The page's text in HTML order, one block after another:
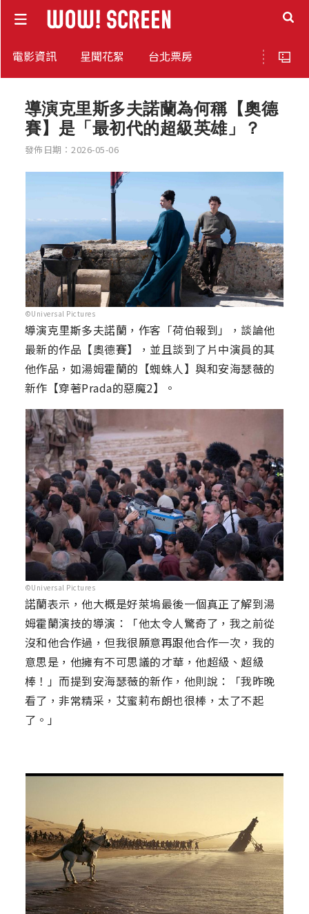
電影資訊 星聞花絮 台北票房
導演克里斯多夫諾蘭為何稱【奧德
賽】是「最初代的超級英雄」？
發佈日期：2026-05-06
©Universal Pictures
導演克里斯多夫諾蘭，作客「荷伯報到」，談論他
最新的作品【奧德賽】，並且談到了片中演員的其
他作品，如湯姆霍蘭的【蜘蛛人】與和安海瑟薇的
新作【穿著Prada的惡魔2】。
©Universal Pictures
諾蘭表示，他大概是好萊塢最後一個真正了解到湯
姆霍蘭演技的導演：「他太令人驚奇了，我之前從
沒和他合作過，但我很願意再跟他合作一次，我的
意思是，他擁有不可思議的才華，他超級、超級
棒！」而提到安海瑟薇的新作，他則說：「我昨晚
看了，非常精采，艾蜜莉布朗也很棒，太了不起
了。」